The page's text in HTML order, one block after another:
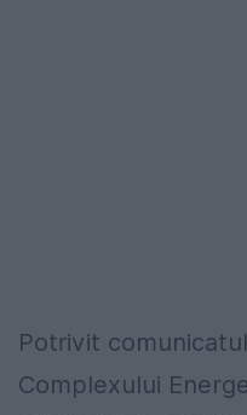
Potrivit
Complexului